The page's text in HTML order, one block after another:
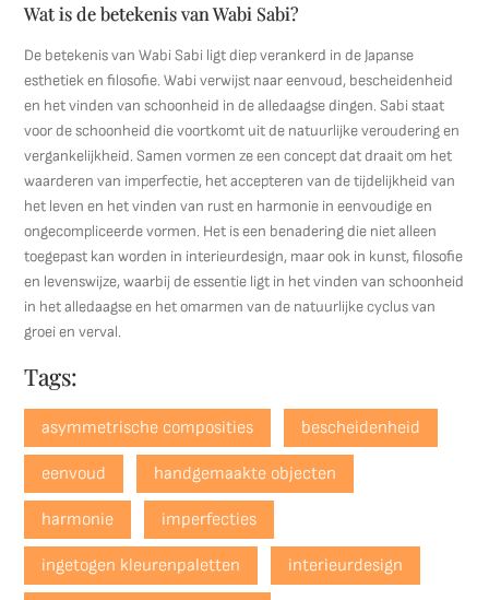
Wat is de betekenis van Wabi Sabi?
De betekenis van Wabi Sabi ligt diep verankerd in de Japanse
esthetiek en filosofie. Wabi verwijst naar eenvoud, bescheidenheid
en het vinden van schoonheid in de alledaagse dingen. Sabi staat
voor de schoonheid die voortkomt uit de natuurlijke veroudering en
vergankelijkheid. Samen vormen ze een concept dat draait om het
waarderen van imperfectie, het accepteren van de tijdelijkheid van
het leven en het vinden van rust en harmonie in eenvoudige en
ongecompliceerde vormen. Het is een benadering die niet alleen
toegepast kan worden in interieurdesign, maar ook in kunst, filosofie
en levenswijze, waarbij de essentie ligt in het vinden van schoonheid
in het alledaagse en het omarmen van de natuurlijke cyclus van
groei en verval.
Tags:
asymmetrische composities bescheidenheid
eenvoud handgemaakte objecten
harmonie imperfecties
ingetogen kleurenpaletten interieurdesign